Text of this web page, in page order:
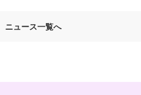
ニュース一覧へ